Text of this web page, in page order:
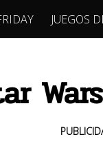
JUEGOS
Wars